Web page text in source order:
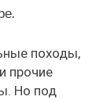
походы,
прочие
Но под